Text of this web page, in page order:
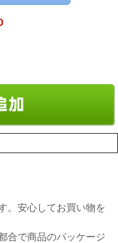
。安心してお買い物を
合で商品のパッケージ